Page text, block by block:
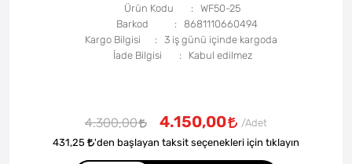
Ürün Kodu
WF50-25
Barkod
8681110660494
Kargo Bilgisi
3 iş günü içinde kargoda
İade Bilgisi
4.300,00 4.150,00
431,25 'den başlayan taksit seçenekleri için tıklayın